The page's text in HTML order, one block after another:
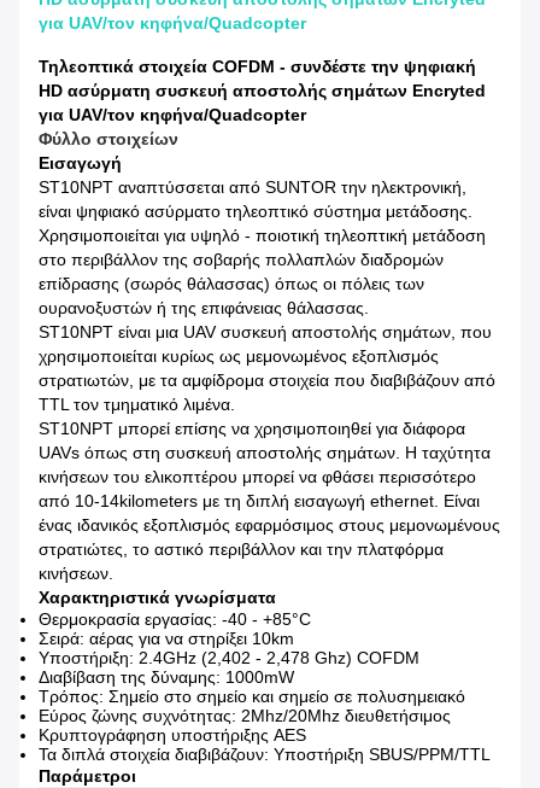
για UAV/τον κηφήνα/Quadcopter
Τηλεοπτικά στοιχεία COFDM - συνδέστε την ψηφιακή
HD ασύρματη συσκευή αποστολής σημάτων Encryted
για UAV/τον κηφήνα/Quadcopter
Φύλλο στοιχείων
Εισαγωγή
ST10NPT αναπτύσσεται από SUNTOR την ηλεκτρονική,
είναι ψηφιακό ασύρματο τηλεοπτικό σύστημα μετάδοσης.
Χρησιμοποιείται για υψηλό - ποιοτική τηλεοπτική μετάδοση
στο περιβάλλον της σοβαρής πολλαπλών διαδρομών
επίδρασης (σωρός θάλασσας) όπως οι πόλεις των
ουρανοξυστών ή της επιφάνειας θάλασσας.
ST10NPT είναι μια UAV συσκευή αποστολής σημάτων, που
χρησιμοποιείται κυρίως ως μεμονωμένος εξοπλισμός
στρατιωτών, με τα αμφίδρομα στοιχεία που διαβιβάζουν από
TTL τον τμηματικό λιμένα.
ST10NPT μπορεί επίσης να χρησιμοποιηθεί για διάφορα
UAVs όπως στη συσκευή αποστολής σημάτων. Η ταχύτητα
κινήσεων του ελικοπτέρου μπορεί να φθάσει περισσότερο
από 10-14kilometers με τη διπλή εισαγωγή ethernet. Είναι
ένας ιδανικός εξοπλισμός εφαρμόσιμος στους μεμονωμένους
στρατιώτες, το αστικό περιβάλλον και την πλατφόρμα
κινήσεων.
Χαρακτηριστικά γνωρίσματα
Θερμοκρασία εργασίας: -40 - +85°C
Σειρά: αέρας για να στηρίξει 10km
Υποστήριξη: 2.4GHz (2,402 - 2,478 Ghz) COFDM
Διαβίβαση της δύναμης: 1000mW
Τρόπος: Σημείο στο σημείο και σημείο σε πολυσημειακό
Εύρος ζώνης συχνότητας: 2Mhz/20Mhz διευθετήσιμος
Κρυπτογράφηση υποστήριξης AES
Τα διπλά στοιχεία διαβιβάζουν: Υποστήριξη SBUS/PPM/TTL
Παράμετροι